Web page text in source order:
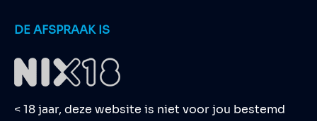
DE AFSPRAAK IS
< 18 jaar, deze website is niet voor jou bestemd